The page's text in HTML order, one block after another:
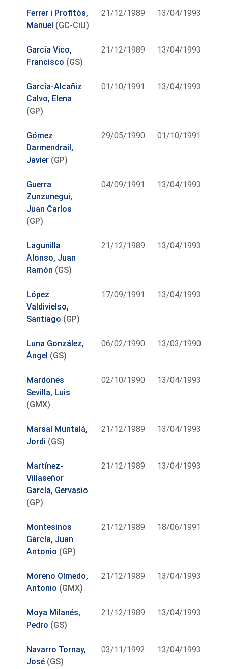
Ferrer i Profitós,
Manuel (GC-CiU)
21/12/1989 13/04/1993
García Vico,
Francisco (GS)
21/12/1989 13/04/1993
García-Alcañiz
Calvo, Elena
(GP)
01/10/1991 13/04/1993
Gómez
Darmendrail,
Javier (GP)
29/05/1990 01/10/1991
Guerra
Zunzunegui,
Juan Carlos
(GP)
04/09/1991 13/04/1993
Lagunilla
Alonso, Juan
Ramón (GS)
21/12/1989 13/04/1993
López
Valdivielso,
Santiago (GP)
17/09/1991 13/04/1993
Luna González,
Ángel (GS)
06/02/1990 13/03/1990
Mardones
Sevilla, Luis
(GMX)
02/10/1990 13/04/1993
Marsal Muntalá,
Jordi (GS)
21/12/1989 13/04/1993
Martínez-
Villaseñor
García, Gervasio
(GP)
21/12/1989 13/04/1993
Montesinos
García, Juan
Antonio (GP)
21/12/1989 18/06/1991
Moreno Olmedo,
Antonio (GMX)
21/12/1989 13/04/1993
Moya Milanés,
Pedro (GS)
21/12/1989 13/04/1993
Navarro Tornay,
José (GS)
03/11/1992 13/04/1993